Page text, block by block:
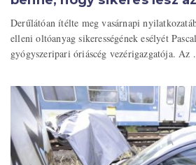
Derűlátóan ítélte meg vasárnapi
elleni oltóanyag sikerességének esélyét
gyógyszeripari óriáscég vezérigazgatója. Az